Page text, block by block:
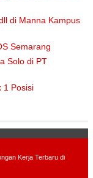
di Manna Kampus
Semarang
Solo di PT
1 Posisi
Kerja Terbaru di